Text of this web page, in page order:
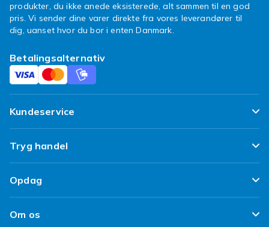
produkter, du ikke anede eksisterede, alt sammen til en god
pris. Vi sender dine varer direkte fra vores leverandører til
dig, uanset hvor du bor i enten Danmark.
Betalingsalternativ
Kundeservice
Ofte stillede spørgsmål
Spor min pakke
Levering
Fortryd & returner her
Tryg handel
Tilfredshedsgaranti
Kundeanmeldelser
Opdag
Top 100 fund
Om os